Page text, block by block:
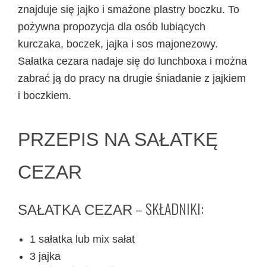
znajduje się jajko i smażone plastry boczku. To
pożywna propozycja dla osób lubiących
kurczaka, boczek, jajka i sos majonezowy.
Sałatka cezara nadaje się do lunchboxa i można
zabrać ją do pracy na drugie śniadanie z jajkiem
i boczkiem.
PRZEPIS NA SAŁATKĘ
CEZAR
SAŁATKA CEZAR – SKŁADNIKI:
1 sałatka lub mix sałat
3 jajka